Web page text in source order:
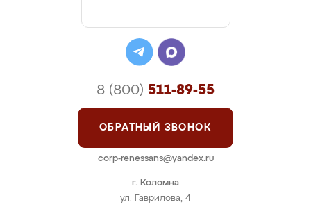
г. Коломна
ул. Гаврилова, 4
8 (800) 511-89-55
ОБРАТНЫЙ ЗВОНОК
corp-renessans@yandex.ru